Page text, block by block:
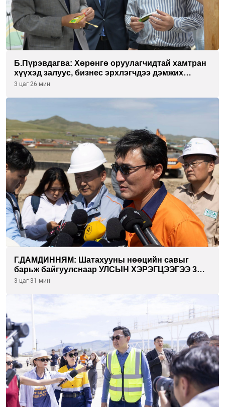
Б.Пүрэвдагва: Хөрөнгө оруулагчидтай хамтран
хүүхэд залуус, бизнес эрхлэгчдээ дэмжих
инкубатор төвүүдийг хотын захын
3 цаг 26 мин
Г.ДАМДИННЯМ: Шатахууны нөөцийн савыг
барьж байгуулснаар УЛСЫН ХЭРЭГЦЭЭГЭЭ 3
САРААР НӨӨЦЛӨДӨГ болно
3 цаг 31 мин